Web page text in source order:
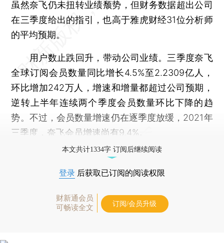
虽然奈飞仍未扭转业绩颓势，但财务数据超出公司
在三季度给出的指引，也高于雅虎财经31位分析师
的平均预期。
用户数止跌回升，带动公司业绩。三季度奈飞
全球订阅会员数量同比增长4.5%至2.2309亿人，
环比增加242万人，增速和增量都超过公司预期，
逆转上半年连续两个季度会员数量环比下降的趋
势。不过，会员数量增速仍在逐季度放缓，2021年
三季度，奈飞会员增速尚有9.4%。
本文共计1334字 订阅后继续阅读
登录 后获取已订阅的阅读权限
财新通会员
可畅读全文
订阅/会员升级